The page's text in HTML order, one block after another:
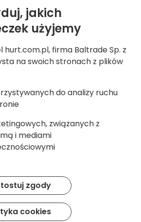
pytania
z o.o. - Wszelkie prawa
jakich
użyjemy
hurt.com.pl, firma Baltrade Sp. z
na swoich stronach z plików
do analizy ruchu
związanych z
i mediami
zgody
cookies